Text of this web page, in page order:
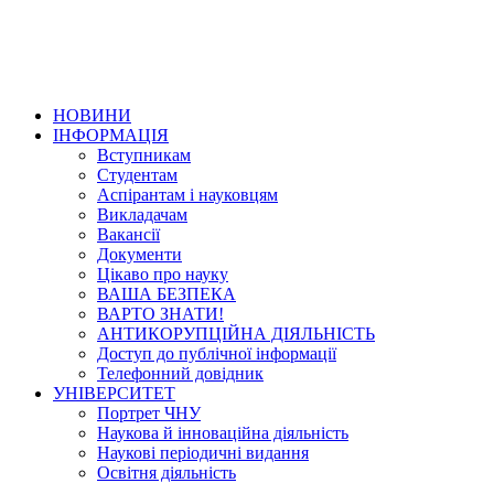
НОВИНИ
ІНФОРМАЦІЯ
Вступникам
Студентам
Аспірантам і науковцям
Викладачам
Вакансії
Документи
Цікаво про науку
ВАША БЕЗПЕКА
ВАРТО ЗНАТИ!
АНТИКОРУПЦІЙНА ДІЯЛЬНІСТЬ
Доступ до публічної інформації
Телефонний довідник
УНІВЕРСИТЕТ
Портрет ЧНУ
Наукова й інноваційна діяльність
Наукові періодичні видання
Освітня діяльність